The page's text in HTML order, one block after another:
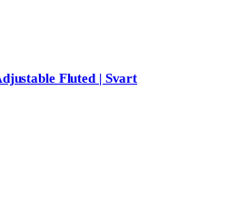
Fluted | Svart